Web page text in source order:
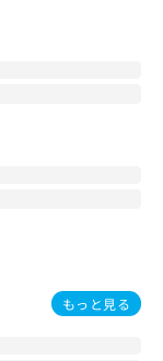
もっと見る